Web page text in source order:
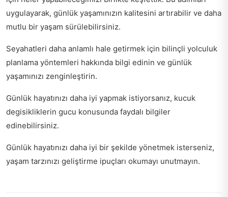
uygulayarak, günlük yaşamınızın kalitesini artırabilir ve daha
mutlu bir yaşam sürülebilirsiniz.
Seyahatleri daha anlamlı hale getirmek için bilinçli yolculuk
planlama yöntemleri hakkında bilgi edinin ve günlük
yaşamınızı zenginleştirin.
Günlük hayatınızı daha iyi yapmak istiyorsanız, kucuk
degisikliklerin gucu konusunda faydalı bilgiler
edinebilirsiniz.
Günlük hayatınızı daha iyi bir şekilde yönetmek isterseniz,
yaşam tarzınızı geliştirme ipuçları okumayı unutmayın.